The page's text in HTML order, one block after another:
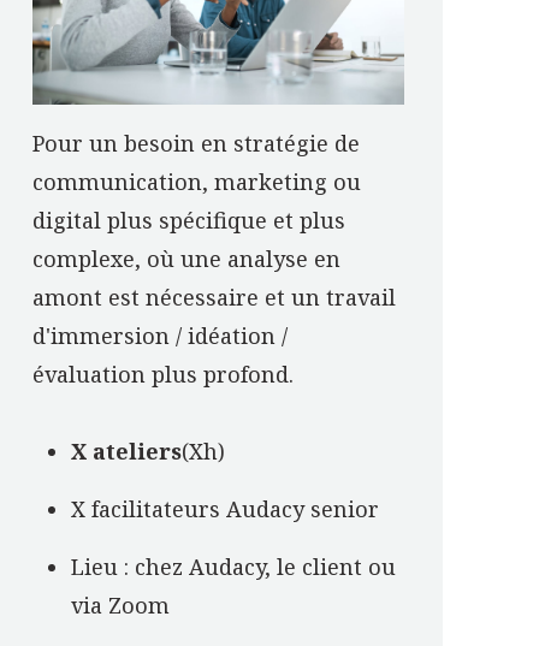
Pour un besoin en stratégie de
communication, marketing ou
digital plus spécifique et plus
complexe, où une analyse en
amont est nécessaire et un travail
d'immersion / idéation /
évaluation plus profond.
X ateliers(Xh)
X facilitateurs Audacy senior
Lieu : chez Audacy, le client ou
via Zoom